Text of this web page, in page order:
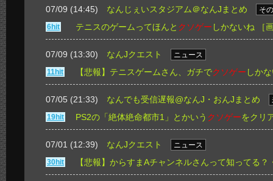
07/09 (14:45) なんじぇいスタジアム＠なんJまとめ
そ
6hit
テニスのゲームってほんと クソゲー しかないね ［
07/09 (13:30) なんJクエスト
ニュース
11hit
【悲報】テニスゲームさん、ガチでクソゲー しか
07/05 (21:33) なんでも受信遅報@なんJ・おんJまとめ
19hit
PS2の「絶体絶命都市1」とかいう クソゲーをクリ
07/01 (12:39) なんJクエスト
ニュース
30hit
【悲報】からすまAチャンネルさんって知ってる